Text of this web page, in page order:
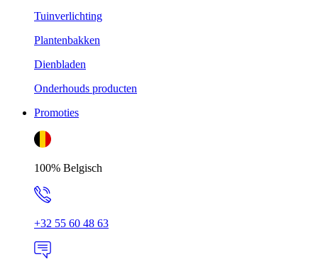
Tuinverlichting
Plantenbakken
Dienbladen
Onderhouds producten
Promoties
100% Belgisch
+32 55 60 48 63